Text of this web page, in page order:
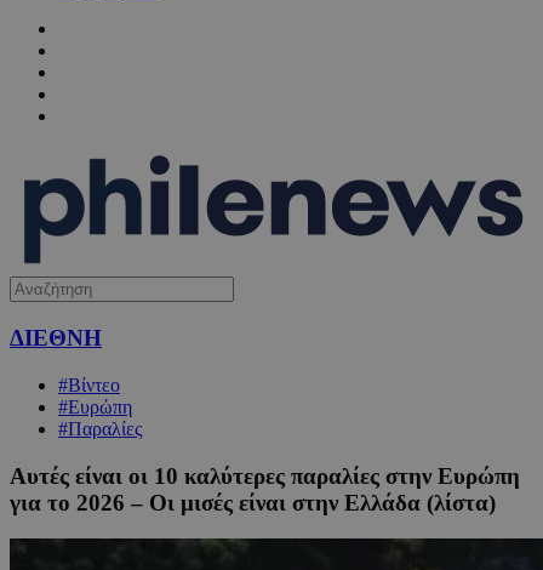
ΔΙΕΘΝΗ
#Βίντεο
#Ευρώπη
#Παραλίες
Αυτές είναι οι 10 καλύτερες παραλίες στην Ευρώπη
για το 2026 – Οι μισές είναι στην Ελλάδα (λίστα)